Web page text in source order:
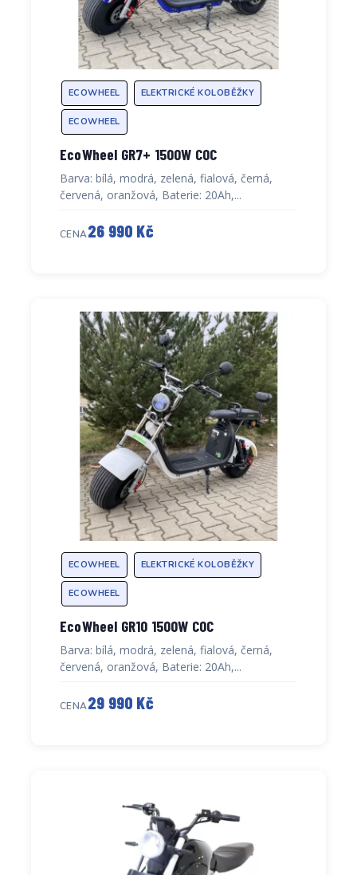
ECOWHEEL ELEKTRICKÉ KOLOBĚŽKY
ECOWHEEL
EcoWheel GR7+ 1500W COC
Barva: bílá, modrá, zelená, fialová, černá,
červená, oranžová, Baterie: 20Ah,...
CENA26 990 Kč
ECOWHEEL ELEKTRICKÉ KOLOBĚŽKY
ECOWHEEL
EcoWheel GR10 1500W COC
Barva: bílá, modrá, zelená, fialová, černá,
červená, oranžová, Baterie: 20Ah,...
CENA29 990 Kč